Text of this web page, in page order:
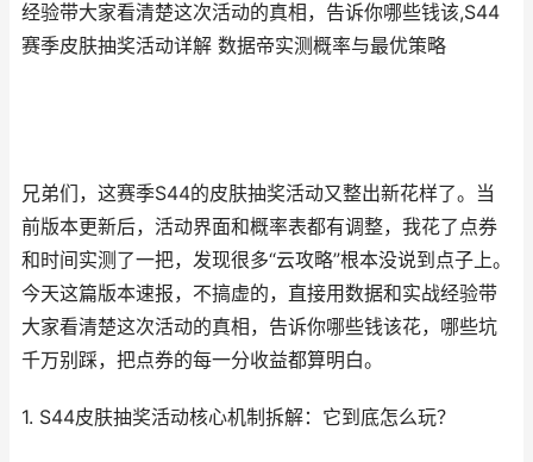
经验带大家看清楚这次活动的真相，告诉你哪些钱该,S44
赛季皮肤抽奖活动详解 数据帝实测概率与最优策略
兄弟们，这赛季S44的皮肤抽奖活动又整出新花样了。当
前版本更新后，活动界面和概率表都有调整，我花了点券
和时间实测了一把，发现很多“云攻略”根本没说到点子上。
今天这篇版本速报，不搞虚的，直接用数据和实战经验带
大家看清楚这次活动的真相，告诉你哪些钱该花，哪些坑
千万别踩，把点券的每一分收益都算明白。
1. S44皮肤抽奖活动核心机制拆解：它到底怎么玩？